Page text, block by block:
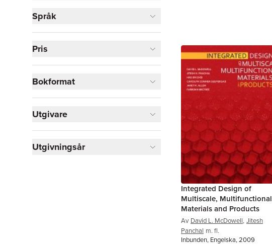
Naturvetenskap och teknik
Visa fler
Språk
Pris
Bokformat
Utgivare
Utgivningsår
Integrated Design of
Multiscale, Multifunctional
Materials and Products
Av David L. McDowell, Jitesh
Panchal m. fl.
Inbunden, Engelska, 2009